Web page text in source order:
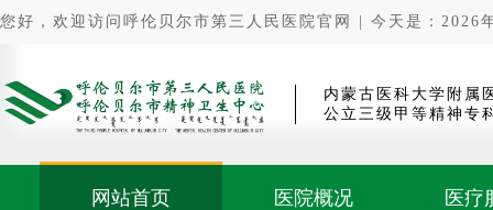
您好，欢迎访问呼伦贝尔市第三人民医院官网 | 今天是：2026
内蒙古医科大学附属
公立三级甲等精神专
网站首页 医院概况 医疗